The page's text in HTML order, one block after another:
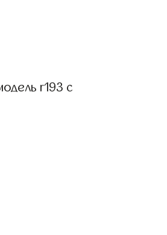
r193 с